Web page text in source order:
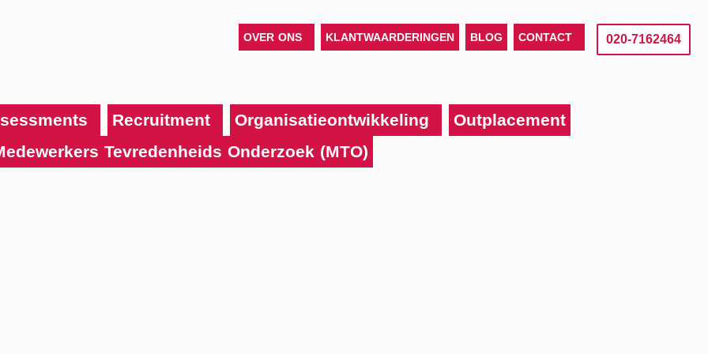
OVER ONS KLANTWAARDERINGEN BLOG CONTACT 020-7162464
Recruitment Organisatieontwikkeling
Outplacement
Tevredenheids Onderzoek (MTO)